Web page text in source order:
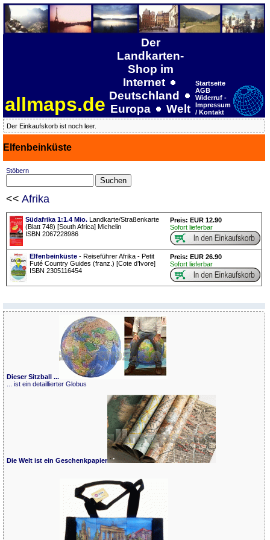
allmaps.de
Der
Landkarten-
Shop im
Internet
Deutschland
Europa
Welt
Startseite
AGB
Widerruf -
Impressum
/ Kontakt
Der Einkaufskorb ist noch leer.
Elfenbeinküste
Stöbern
<< Afrika
Südafrika 1:1.4 Mio. Landkarte/Straßenkarte
(Blatt 748) [South Africa] Michelin
ISBN 2067228986
Preis: EUR 12.90
Sofort lieferbar
Elfenbeinküste - Reiseführer Afrika - Petit
Futé Country Guides (franz.) [Cote d’Ivore]
ISBN 2305116454
Preis: EUR 26.90
Sofort lieferbar
Dieser Sitzball ...
... ist ein detaillierter Globus
Die Welt ist ein Geschenkpapier